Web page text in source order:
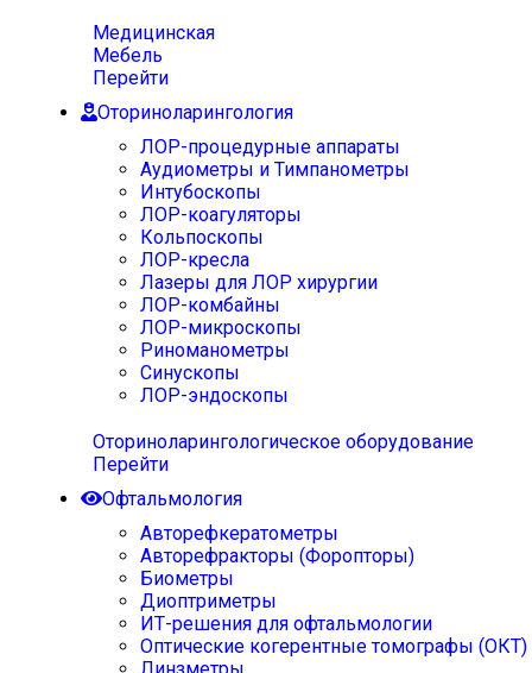
Медицинская
Мебель
Перейти
Оториноларингология
ЛОР-процедурные аппараты
Аудиометры и Тимпанометры
Интубоскопы
ЛОР-коагуляторы
Кольпоскопы
ЛОР-кресла
Лазеры для ЛОР хирургии
ЛОР-комбайны
ЛОР-микроскопы
Риноманометры
Синускопы
ЛОР-эндоскопы
Оториноларингологическое оборудование
Перейти
Офтальмология
Авторефкератометры
Авторефракторы (Форопторы)
Биометры
Диоптриметры
ИТ-решения для офтальмологии
Оптические когерентные томографы (ОКТ)